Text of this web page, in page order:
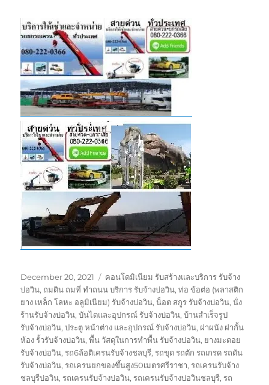
Posted
on
December 20, 2021 Tags
คอนโดมิเนียม รับสร้างและบริการ รับจ้าง
บ่อวิน, ถมดิน ถมที่ ทำถนน บริการ รับจ้างบ่อวิน,ท่อ ข้อต่อ (พลาสติก
ยาง เหล็ก โลหะ อลูมิเนียม) รับจ้างบ่อวิน,น็อต สกูร รับจ้างบ่อวิน,นั่ง
ร้านรับจ้างบ่อวิน,บันไดและอุปกรณ์ รับจ้างบ่อวิน,บ้านสำเร็จรูป
รับจ้างบ่อวิน,ประตู หน้าต่าง และอุปกรณ์ รับจ้างบ่อวิน, ฝาผนัง ฝากั้น
ห้อง รั้วรับจ้างบ่อวิน,พื้น วัสดุในการทำพื้น รับจ้างบ่อวิน, ยางมะตอย
รับจ้างบ่อวิน,รถ6ล้อติเครนรับจ้างชลบุรี,รถขุด รถตัก รถเกรด รถดัน
รับจ้างบ่อวิน,รถเครนยกของขึ้นสูง50เมตรศรีราชา,รถเครนรับจ้าง
ชลบุรีบ่อวิน,รถเครนรับจ้างบ่อวิน,รถเครนรับจ้างบ่อวินชลบุรี,รถ